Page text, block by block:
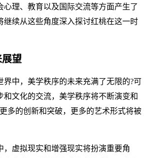
心理、教育以及国际交流等方面产生了
继续从这些角度深入探讨红桃在这一时
望
界中，美学秩序的未来充满了无限的?可
和文化的交流，美学秩序将不断演变和
多的创新和突破，更多的艺术形式将被
，虚拟现实和增强现实将扮演重要角